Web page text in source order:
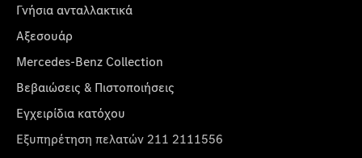
Γνήσια ανταλλακτικά
Αξεσουάρ
Mercedes-Benz Collection
Βεβαιώσεις & Πιστοποιήσεις
Εγχειρίδια κατόχου
Εξυπηρέτηση πελατών 211 2111556